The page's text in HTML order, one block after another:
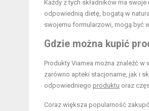
Każdy z tych składników ma swoje
odpowiednią dietę, bogatą w
swojemu formularzowi, mogą być
Gdzie można kupić
Produkty Viamea można znaleźć
zarówno apteki stacjonarne, jak i
odpowiedniego produktu oraz
Coraz większa popularność